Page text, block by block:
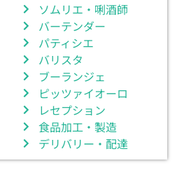
ソムリエ・唎酒師
バーテンダー
パティシエ
バリスタ
ブーランジェ
ピッツァイオーロ
レセプション
食品加工・製造
デリバリー・配達